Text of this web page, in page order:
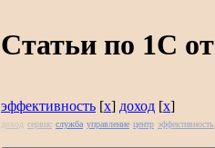
Статьи по 1С
эффективность [x] доход [x]
доход сервис служба управление центр эффективность